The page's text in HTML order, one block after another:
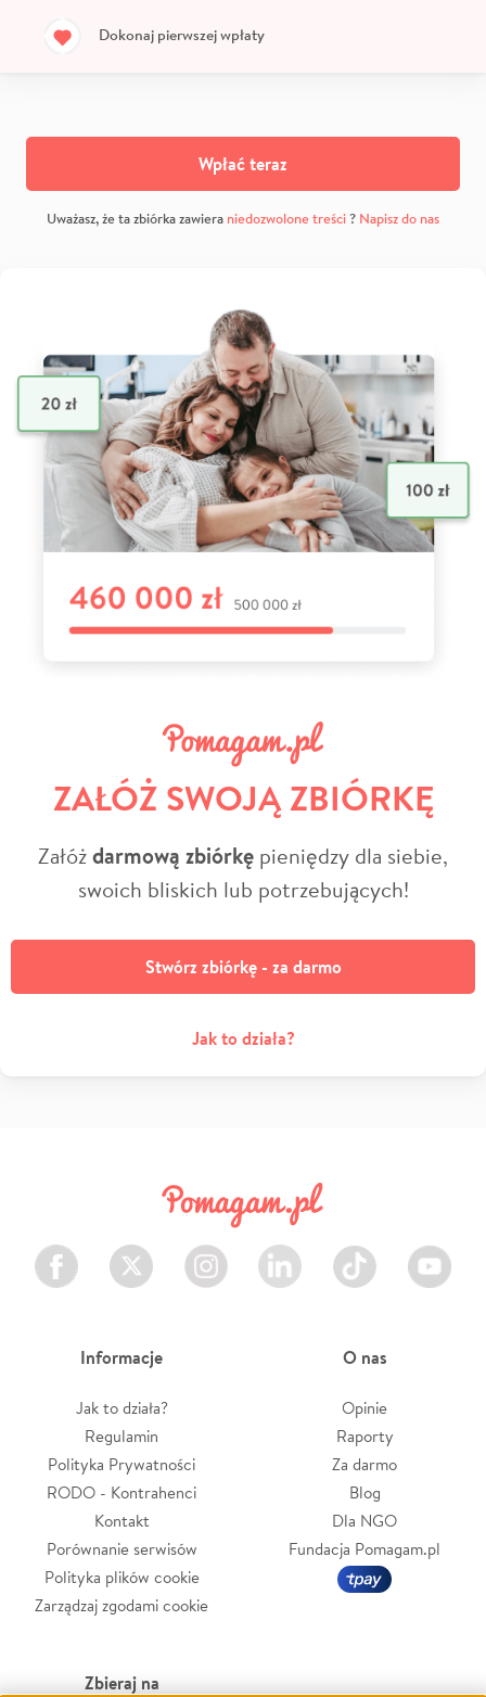
Dokonaj pierwszej wpłaty
Wpłać teraz
Uważasz, że ta zbiórka zawiera niedozwolone treści? Napisz do nas
ZAŁÓŻ SWOJĄ ZBIÓRKĘ
Załóżdarmową zbiórkę pieniędzy dla siebie,
swoich bliskich lub potrzebujących!
Stwórz zbiórkę - za darmo
Jak to działa?
Facebook Twitter Instagram LinkedIn TikTok Youtube
Informacje
Jak to działa?
Regulamin
Polityka Prywatności
RODO - Kontrahenci
Kontakt
Porównanie serwisów
Polityka plików cookie
Zarządzaj zgodami cookie
O nas
Opinie
Raporty
Za darmo
Blog
Dla NGO
Fundacja Pomagam.pl
Zbieraj na